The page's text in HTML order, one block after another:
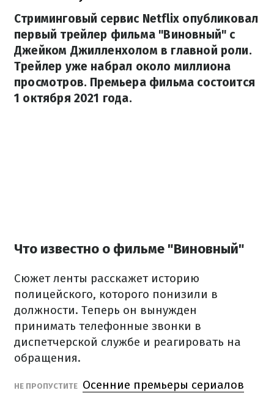
Стриминговый сервис Netflix опубликовал
первый трейлер фильма "Виновный" с
Джейком Джилленхолом в главной роли.
Трейлер уже набрал около миллиона
просмотров. Премьера фильма состоится
1 октября 2021 года.
Что известно о фильме "Виновный"
Сюжет ленты расскажет историю
полицейского, которого понизили в
должности. Теперь он вынужден
принимать телефонные звонки в
диспетчерской службе и реагировать на
обращения.
НЕ ПРОПУСТИТЕ Осенние премьеры сериалов